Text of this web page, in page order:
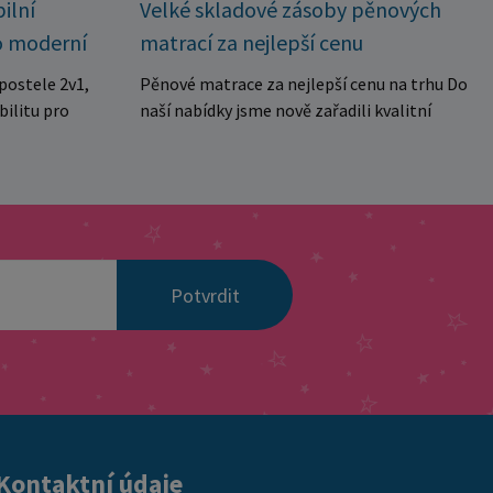
moderní
2v1,
pro
navrženy s
z
na dvě
Velké skladové zásoby pěnových
matrací za nejlepší cenu
Pěnové matrace za nejlepší cenu na trhu Do
naší nabídky jsme nově zařadili kvalitní
která poskytuje pohodlnou oporu tělu a je
vhodná pro každodenní spánek. Díky
prošívanému a snímatelnému potahu je
řešení ✔ vhodné do domácností i
Potvrdit
údaje